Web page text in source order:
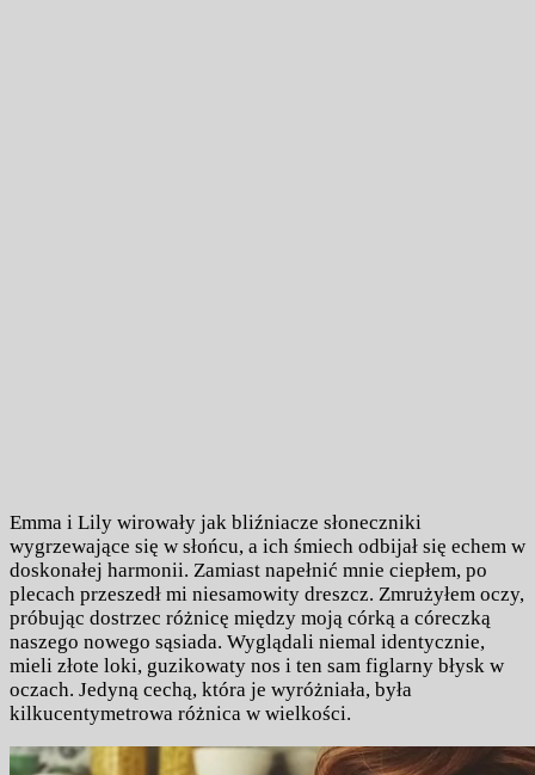
Emma i Lily wirowały jak bliźniacze słoneczniki
wygrzewające się w słońcu, a ich śmiech odbijał się echem w
doskonałej harmonii. Zamiast napełnić mnie ciepłem, po
plecach przeszedł mi niesamowity dreszcz. Zmrużyłem oczy,
próbując dostrzec różnicę między moją córką a córeczką
naszego nowego sąsiada. Wyglądali niemal identycznie,
mieli złote loki, guzikowaty nos i ten sam figlarny błysk w
oczach. Jedyną cechą, która je wyróżniała, była
kilkucentymetrowa różnica w wielkości.